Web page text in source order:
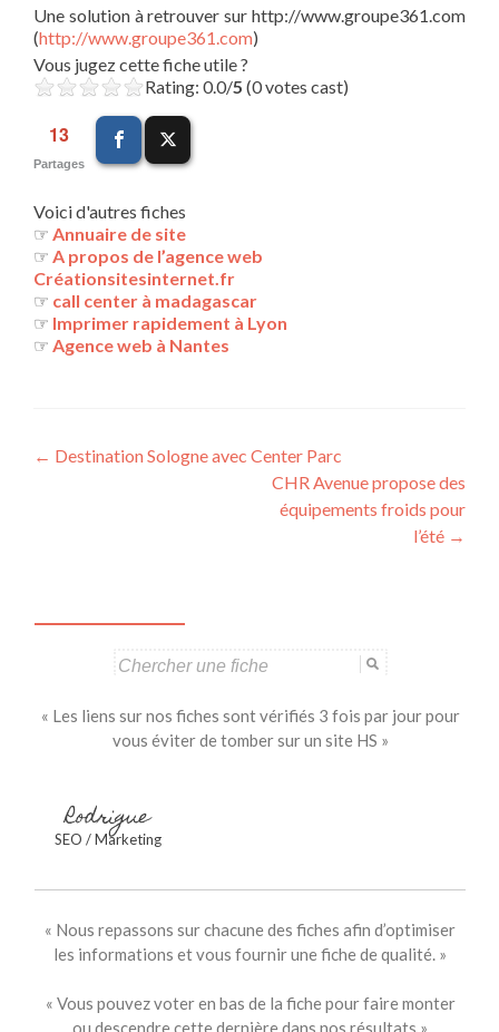
Une solution à retrouver sur http://www.groupe361.com
(http://www.groupe361.com)
Vous jugez cette fiche utile ?
Rating: 0.0/5 (0 votes cast)
13
Partages
Voici d'autres fiches
☞ Annuaire de site
☞ A propos de l’agence web
Créationsitesinternet.fr
☞ call center à madagascar
☞ Imprimer rapidement à Lyon
☞ Agence web à Nantes
Navigation
← Destination Sologne avec Center Parc
CHR Avenue propose des
équipements froids pour
l’été →
« Les liens sur nos fiches sont vérifiés 3 fois par jour pour
vous éviter de tomber sur un site HS »
Rodrigue
SEO / Marketing
« Nous repassons sur chacune des fiches afin d’optimiser
les informations et vous fournir une fiche de qualité. »
« Vous pouvez voter en bas de la fiche pour faire monter
ou descendre cette dernière dans nos résultats »